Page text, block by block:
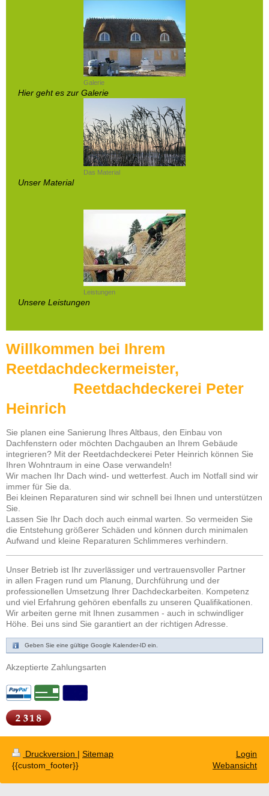
Galerie
Hier geht es zur Galerie
Das Material
Unser Material
Leistungen
Unsere Leistungen
Willkommen bei Ihrem
Reetdachdeckermeister,
Reetdachdeckerei Peter
Heinrich
Sie planen eine Sanierung Ihres Altbaus, den Einbau von
Dachfenstern oder möchten Dachgauben an Ihrem Gebäude
integrieren? Mit der Reetdachdeckerei Peter Heinrich können Sie
Ihren Wohntraum in eine Oase verwandeln!
Wir machen Ihr Dach wind- und wetterfest. Auch im Notfall sind wir
immer für Sie da.
Bei kleinen Reparaturen sind wir schnell bei Ihnen und unterstützen
Sie.
Lassen Sie Ihr Dach doch auch einmal warten. So vermeiden Sie
die Entstehung größerer Schäden und können durch minimalen
Aufwand und kleine Reparaturen Schlimmeres verhindern.
Unser Betrieb ist Ihr zuverlässiger und vertrauensvoller Partner
in allen Fragen rund um Planung, Durchführung und der
professionellen Umsetzung Ihrer Dachdeckarbeiten. Kompetenz
und viel Erfahrung gehören ebenfalls zu unseren Qualifikationen.
Wir arbeiten gerne mit Ihnen zusammen - auch in schwindliger
Höhe. Bei uns sind Sie garantiert an der richtigen Adresse.
Geben Sie eine gültige Google Kalender-ID ein.
Akzeptierte Zahlungsarten
Druckversion | Sitemap
{{custom_footer}}
Login
Webansicht